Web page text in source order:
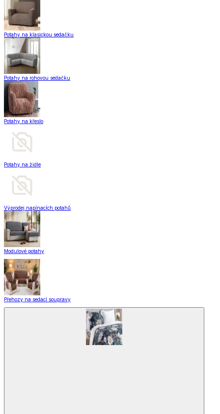
Potahy na klasickou sedačku
Potahy na rohovou sedačku
Potahy na křeslo
Potahy na židle
Výprodej napínacích potahů
Modulové potahy
Přehozy na sedací soupravy